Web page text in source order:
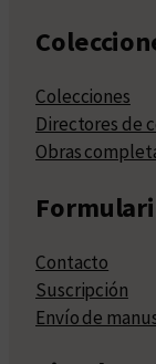
Colecciones
Directores de
Obras
Contacto
Suscripción
Envío de